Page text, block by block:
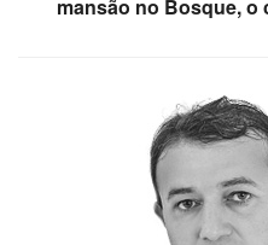
mansão no Bosque, o